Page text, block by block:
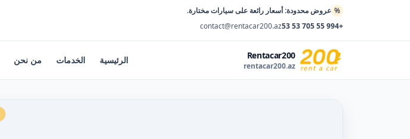
% عروض محدودة: أسعار رائعة على سيارات مختارة.
+994 55 705 53 53
contact@rentacar200.az
Rentacar200
rentacar200.az
الرئيسية الخدمات من نحن